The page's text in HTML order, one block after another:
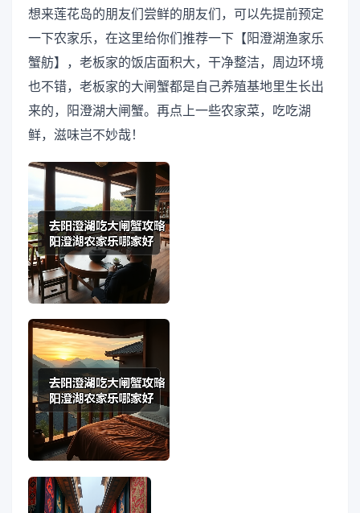
想来莲花岛的朋友们尝鲜的朋友们，可以先提前预定
一下农家乐，在这里给你们推荐一下【阳澄湖渔家乐
蟹舫】，老板家的饭店面积大，干净整洁，周边环境
也不错，老板家的大闸蟹都是自己养殖基地里生长出
来的，阳澄湖大闸蟹。再点上一些农家菜，吃吃湖
鲜，滋味岂不妙哉！